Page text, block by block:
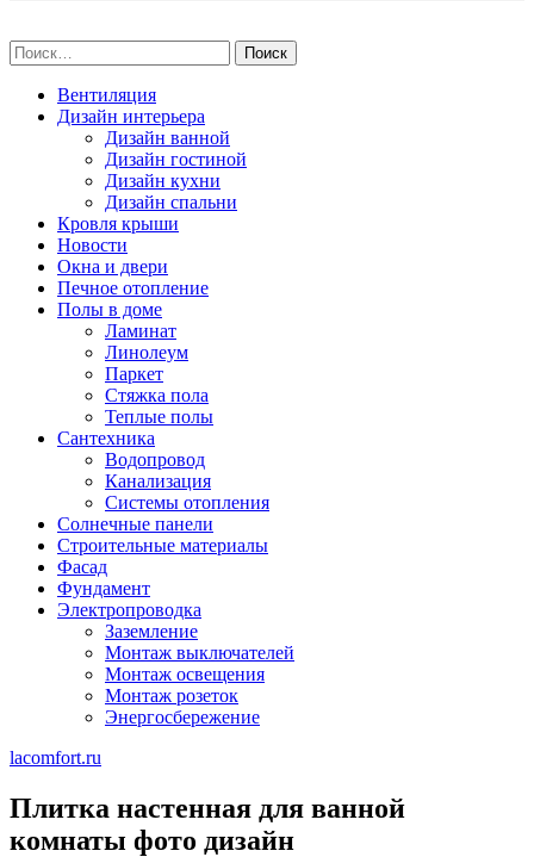
Найти:
Вентиляция
Дизайн интерьера
Дизайн ванной
Дизайн гостиной
Дизайн кухни
Дизайн спальни
Кровля крыши
Новости
Окна и двери
Печное отопление
Полы в доме
Ламинат
Линолеум
Паркет
Стяжка пола
Теплые полы
Сантехника
Водопровод
Канализация
Системы отопления
Солнечные панели
Строительные материалы
Фасад
Фундамент
Электропроводка
Заземление
Монтаж выключателей
Монтаж освещения
Монтаж розеток
Энергосбережение
lacomfort.ru
Плитка настенная для ванной
комнаты фото дизайн